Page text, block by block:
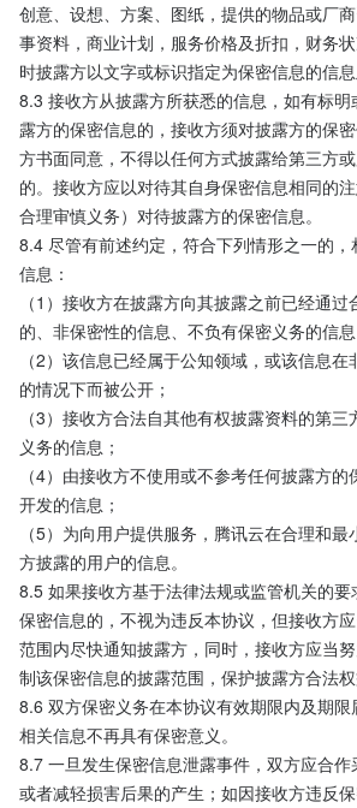
创意、设想、方案、图纸，提供的物品或厂
事资料，商业计划，服务价格及折扣，财务
时披露方以文字或标识指定为保密信息的信息
8.3 接收方从披露方所获悉的信息，如有标
露方的保密信息的，接收方须对披露方的保
方书面同意，不得以任何方式披露给第三方
的。接收方应以对待其自身保密信息相同的
合理审慎义务）对待披露方的保密信息。
8.4 尽管有前述约定，符合下列情形之一的
信息：
（1）接收方在披露方向其披露之前已经通
的、非保密性的信息、不负有保密义务的信息
（2）该信息已经属于公知领域，或该信息
的情况下而被公开；
（3）接收方合法自其他有权披露资料的第
义务的信息；
（4）由接收方不使用或不参考任何披露方
开发的信息；
（5）为向用户提供服务，腾讯云在合理和
方披露的用户的信息。
8.5 如果接收方基于法律法规或监管机关的
保密信息的，不视为违反本协议，但接收方
范围内尽快通知披露方，同时，接收方应当
制该保密信息的披露范围，保护披露方合法权
8.6 双方保密义务在本协议有效期限内及期
相关信息不再具有保密意义。
8.7 一旦发生保密信息泄露事件，双方应合
或者减轻损害后果的产生；如因接收方违反